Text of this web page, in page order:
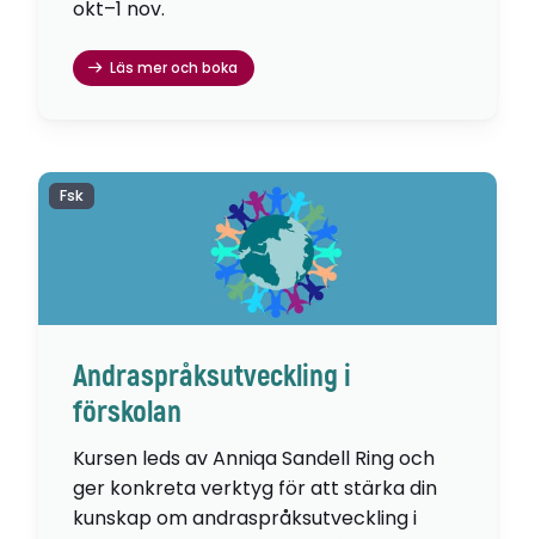
okt–1 nov.
Läs mer och boka
Andraspråksutveckling i
förskolan
Kursen leds av Anniqa Sandell Ring och
ger konkreta verktyg för att stärka din
kunskap om andraspråksutveckling i
Fsk